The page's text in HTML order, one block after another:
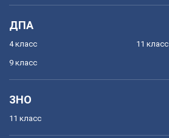
ДПА
4 класс
9 класс
11 класс
ЗНО
11 класс